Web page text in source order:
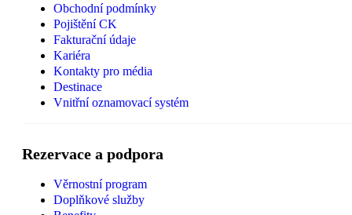
Obchodní podmínky
Pojištění CK
Fakturační údaje
Kariéra
Kontakty pro média
Destinace
Vnitřní oznamovací systém
Rezervace a podpora
Věrnostní program
Doplňkové služby